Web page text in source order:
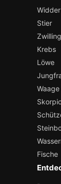
Widder
Stier
Krebs
Löwe
Waage
Fische